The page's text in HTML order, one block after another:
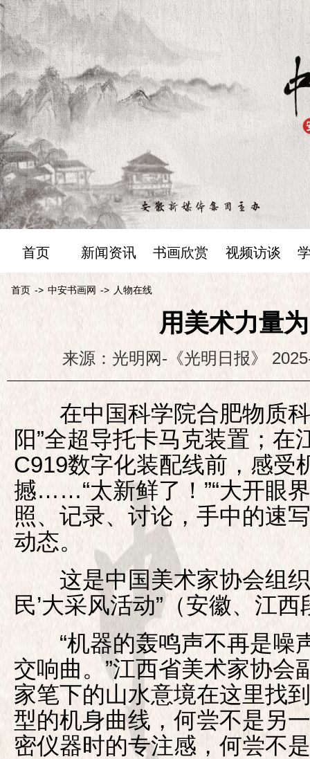
首页 新闻资讯 书画欣赏 视频访谈
首页 -> 中安书画网 -> 人物在线
用美术力量
来源：光明网-《光明日报》
在中国科学院合肥物质科
阳”全超导托卡马克装置；在
C919数字化装配线前，感受
撼……“太新鲜了！”“大开眼
照、记录、讨论，手中的速
动态。
这是中国美术家协会组织
民’大采风活动”（安徽、江
“机器的轰鸣声不再是噪
交响曲。”江西省美术家协会
家笔下的山水意境在这里找
型的机身曲线，何尝不是另
密仪器时的专注感，何尝不